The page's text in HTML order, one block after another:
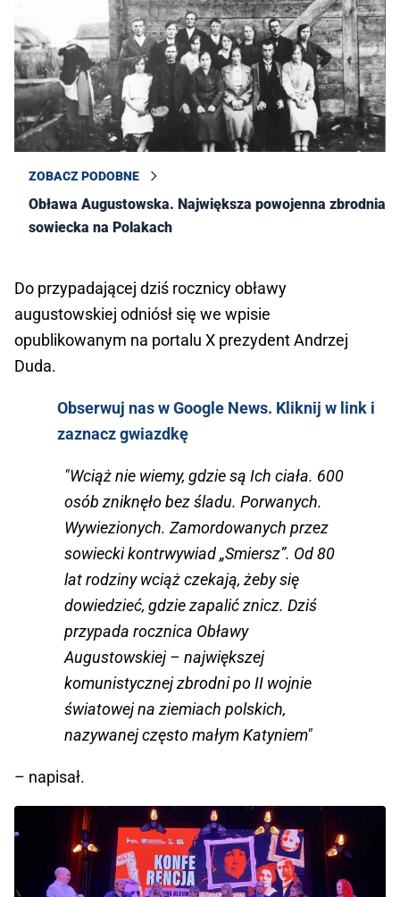
ZOBACZ PODOBNE
Obława Augustowska. Największa powojenna zbrodnia
sowiecka na Polakach
Do przypadającej dziś rocznicy obławy
augustowskiej odniósł się we wpisie
opublikowanym na portalu X prezydent Andrzej
Duda.
Obserwuj nas w Google News. Kliknij w link i
zaznacz gwiazdkę
"Wciąż nie wiemy, gdzie są Ich ciała. 600
osób zniknęło bez śladu. Porwanych.
Wywiezionych. Zamordowanych przez
sowiecki kontrwywiad „Smiersz”. Od 80
lat rodziny wciąż czekają, żeby się
dowiedzieć, gdzie zapalić znicz. Dziś
przypada rocznica Obławy
Augustowskiej – największej
komunistycznej zbrodni po II wojnie
światowej na ziemiach polskich,
nazywanej często małym Katyniem"
– napisał.